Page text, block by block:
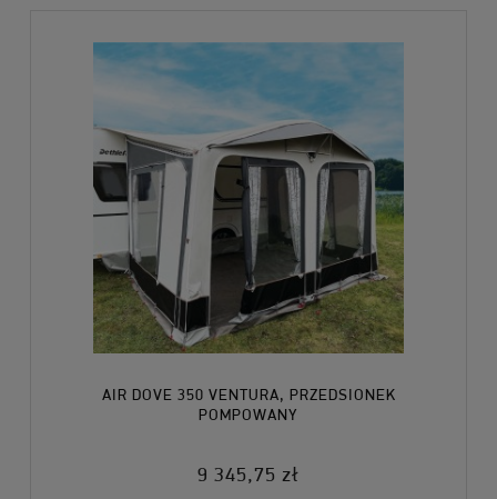
AIR DOVE 350 VENTURA, PRZEDSIONEK
POMPOWANY
9 345,75 zł